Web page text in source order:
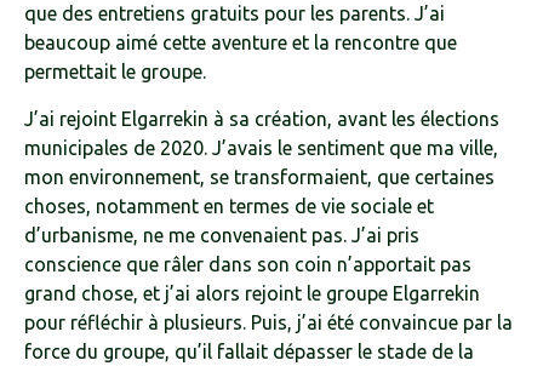
que des entretiens gratuits pour les parents. J’ai
beaucoup aimé cette aventure et la rencontre que
permettait le groupe.
J’ai rejoint Elgarrekin à sa création, avant les élections
municipales de 2020. J’avais le sentiment que ma ville,
mon environnement, se transformaient, que certaines
choses, notamment en termes de vie sociale et
d’urbanisme, ne me convenaient pas. J’ai pris
conscience que râler dans son coin n’apportait pas
grand chose, et j’ai alors rejoint le groupe Elgarrekin
pour réfléchir à plusieurs. Puis, j’ai été convaincue par la
force du groupe, qu’il fallait dépasser le stade de la